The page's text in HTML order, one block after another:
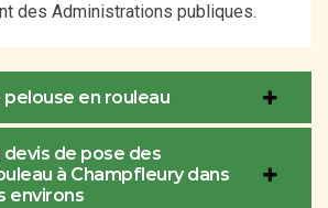
des Administrations publiques.
pelouse en rouleau
de pose des
à Champfleury dans
environs